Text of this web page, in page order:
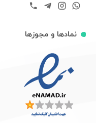
نمادها و مجوزها